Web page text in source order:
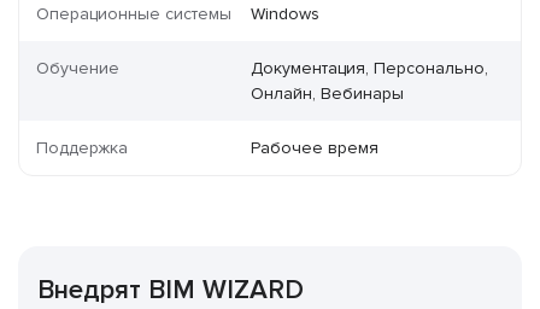
Операционные системы Windows
Обучение
Документация, Персонально,
Онлайн, Вебинары
Поддержка Рабочее время
Внедрят BIM WIZARD